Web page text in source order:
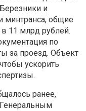
и
минтранса, общие
11 млрд рублей.
по
за проезд. Объект
ускорить
ранее,